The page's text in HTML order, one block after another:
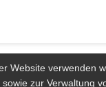
Website verwenden
zur Verwaltung